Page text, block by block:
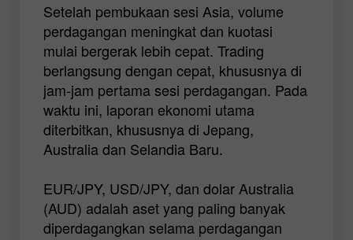
Setelah pembukaan sesi Asia, volume
perdagangan meningkat dan kuotasi
mulai bergerak lebih cepat. Trading
berlangsung dengan cepat, khususnya di
jam-jam pertama sesi perdagangan. Pada
waktu ini, laporan ekonomi utama
diterbitkan, khususnya di Jepang,
Australia dan Selandia Baru.
EUR/JPY, USD/JPY, dan dolar Australia
(AUD) adalah aset yang paling banyak
diperdagangkan selama perdagangan